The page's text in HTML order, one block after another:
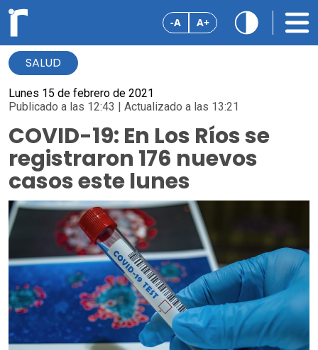
-A A+
SALUD
Lunes 15 de febrero de 2021
Publicado a las 12:43 | Actualizado a las 13:21
COVID-19: En Los Ríos se
registraron 176 nuevos
casos este lunes